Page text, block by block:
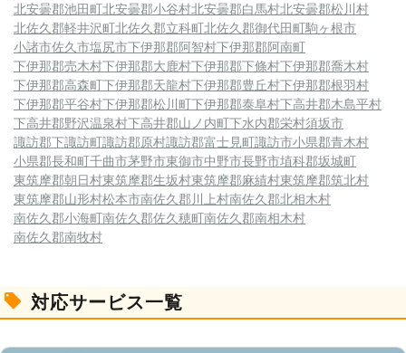
北安曇郡池田町北安曇郡小谷村北安曇郡白馬村北安曇郡松川村
北佐久郡軽井沢町北佐久郡立科町北佐久郡御代田町駒ヶ根市
小諸市佐久市塩尻市下伊那郡阿智村下伊那郡阿南町
下伊那郡売木村下伊那郡大鹿村下伊那郡下條村下伊那郡喬木村
下伊那郡高森町下伊那郡天龍村下伊那郡豊丘村下伊那郡根羽村
下伊那郡平谷村下伊那郡松川町下伊那郡泰阜村下高井郡木島平村
下高井郡野沢温泉村下高井郡山ノ内町下水内郡栄村須坂市
諏訪郡下諏訪町諏訪郡原村諏訪郡富士見町諏訪市小県郡青木村
小県郡長和町千曲市茅野市東御市中野市長野市埴科郡坂城町
東筑摩郡朝日村東筑摩郡生坂村東筑摩郡麻績村東筑摩郡筑北村
東筑摩郡山形村松本市南佐久郡川上村南佐久郡北相木村
南佐久郡小海町南佐久郡佐久穂町南佐久郡南相木村
南佐久郡南牧村
対応サービス一覧